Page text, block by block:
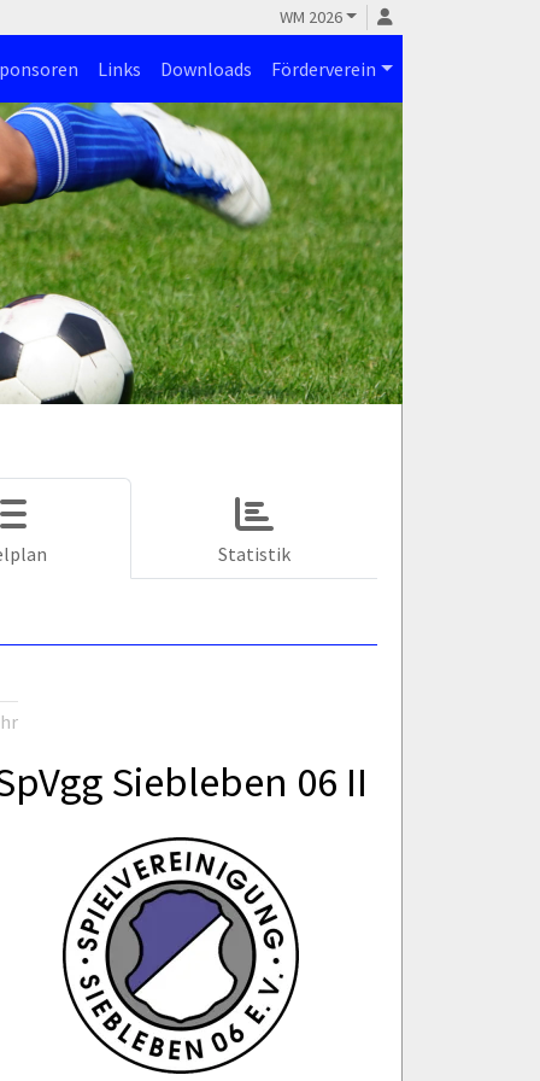
WM 2026
Links Downloads Förderverein
Statistik
Siebleben 06 II